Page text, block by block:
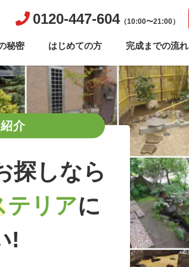
0120-447-604（10:00〜21:00）
秘密 はじめての方 完成までの流れ
介
探しなら
テリアに
!